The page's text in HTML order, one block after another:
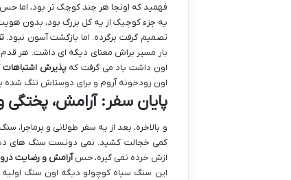
فهمید که اونجا هر چند کوچک تر بود، اما
یه جزء کوچیک از یه کل بزرگ بود، بدون
تصمیم گرفت برگرده. اما بازگشت آسون نبود.
بار مسیر براش معنای دیگه ای داشت. هر
اون داشت یاد می گرفت کهپذیرش
اون رودخونه آروم و برای دوستاش تنگ شده
پایان سفر: آرامش،
و بالاخره، بعد از یه سفر طولانی و
کمی خجالت کشید. نمی دونست سنگ های
ازش خرده نمی گیره، حسآرامش و رضایت
این سنگ سیاه کوچولو دیگه اون سنگ